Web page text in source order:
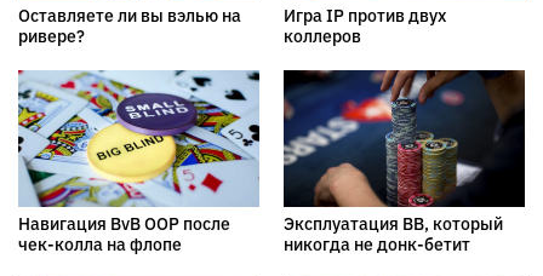
Оставляете ли вы вэлью на
ривере?
Игра IP против двух
коллеров
Навигация BvB OOP после
чек-колла на флопе
Эксплуатация BB, который
никогда не донк-бетит